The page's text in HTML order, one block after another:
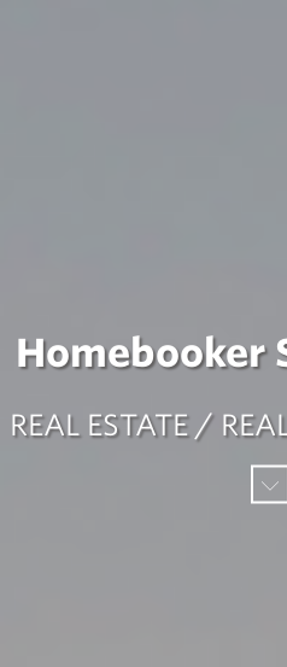
Homebooker
REAL ESTATE /